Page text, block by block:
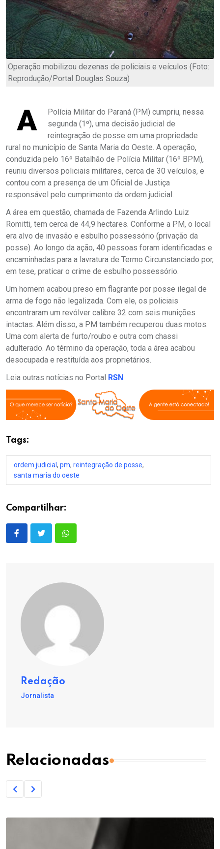
Operação mobilizou dezenas de policiais e veículos (Foto:
Reprodução/Portal Douglas Souza)
A
Polícia Militar do Paraná (PM) cumpriu, nessa
segunda (1º), uma decisão judicial de
reintegração de posse em uma propriedade
rural no município de Santa Maria do Oeste. A operação,
conduzida pelo 16º Batalhão de Polícia Militar (16º BPM),
reuniu diversos policiais militares, cerca de 30 veículos, e
contou com a presença de um Oficial de Justiça
responsável pelo cumprimento da ordem judicial.
A área em questão, chamada de Fazenda Arlindo Luiz
Romitti, tem cerca de 44,9 hectares. Conforme a PM, o local
era alvo de invasão e esbulho possessório (privação da
posse). Ao longo da ação, 40 pessoas foram identificadas e
encaminhadas para a lavratura de Termo Circunstanciado por,
em tese, praticar o crime de esbulho possessório.
Um homem acabou preso em flagrante por posse ilegal de
arma de fogo não legalizada. Com ele, os policiais
encontraram um revólver calibre 32 com seis munições
intactas. Além disso, a PM também recuperou duas motos.
Uma com alerta de furto/roubo e outra com chassi
adulterado. Ao término da operação, toda a área acabou
desocupada e restituída aos proprietários.
Leia outras notícias no Portal RSN
Tags:
ordem judicial, pm, reintegração de posse,
santa maria do oeste
Compartilhar:
Redação
Jornalista
Relacionadas